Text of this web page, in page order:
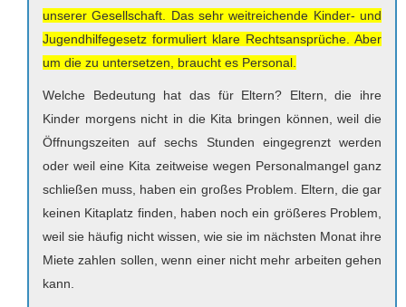
unserer Gesellschaft. Das sehr weitreichende Kinder- und
Jugendhilfegesetz formuliert klare Rechtsansprüche. Aber
um die zu untersetzen, braucht es Personal.
Welche Bedeutung hat das für Eltern? Eltern, die ihre
Kinder morgens nicht in die Kita bringen können, weil die
Öffnungszeiten auf sechs Stunden eingegrenzt werden
oder weil eine Kita zeitweise wegen Personalmangel ganz
schließen muss, haben ein großes Problem. Eltern, die gar
keinen Kitaplatz finden, haben noch ein größeres Problem,
weil sie häufig nicht wissen, wie sie im nächsten Monat ihre
Miete zahlen sollen, wenn einer nicht mehr arbeiten gehen
kann.